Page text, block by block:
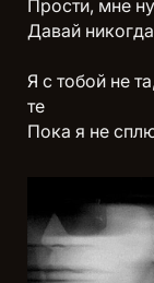
Прости, мне
Давай
Я с тобой не
те
Пока я не